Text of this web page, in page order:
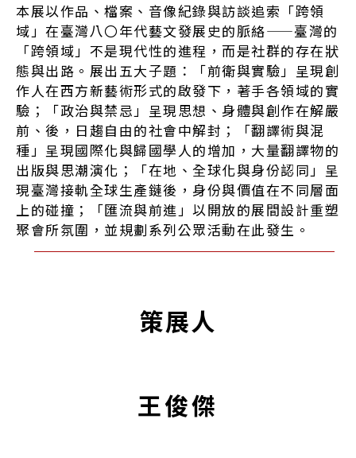
本展以作品、檔案、音像紀錄與訪談追索「跨領
域」在臺灣八〇年代藝文發展史的脈絡——臺灣的
「跨領域」不是現代性的進程，而是社群的存在狀
態與出路。展出五大子題：「前衛與實驗」呈現創
作人在西方新藝術形式的啟發下，著手各領域的實
驗；「政治與禁忌」呈現思想、身體與創作在解嚴
前、後，日趨自由的社會中解封；「翻譯術與混
種」呈現國際化與歸國學人的增加，大量翻譯物的
出版與思潮演化；「在地、全球化與身份認同」呈
現臺灣接軌全球生產鏈後，身份與價值在不同層面
上的碰撞；「匯流與前進」以開放的展間設計重塑
聚會所氛圍，並規劃系列公眾活動在此發生。
策展人
王俊傑